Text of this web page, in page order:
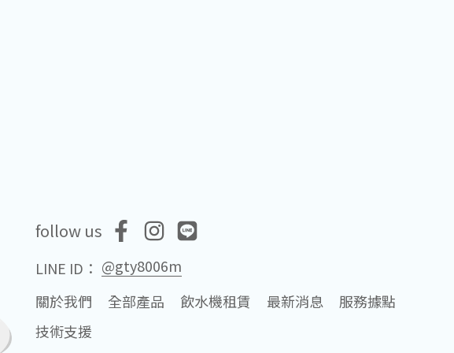
follow us
LINE ID： @gty8006m
關於我們
全部產品 飲水機租賃 最新消息
服務據點
技術支援